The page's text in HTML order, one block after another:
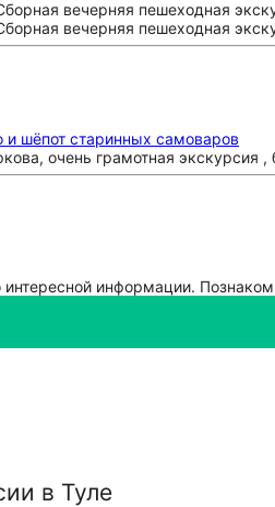
шёпот старинных самоваров
очень грамотная экскурсия
информации.
в Туле